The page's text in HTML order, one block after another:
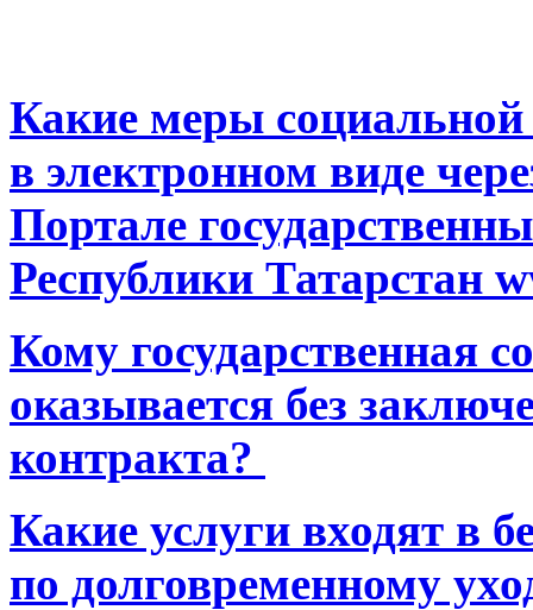
Какие меры
в электронном виде
Портале
Республики Татарстан
Кому государственная
оказывается без
контракта?
Какие услуги входят в
по долговременному